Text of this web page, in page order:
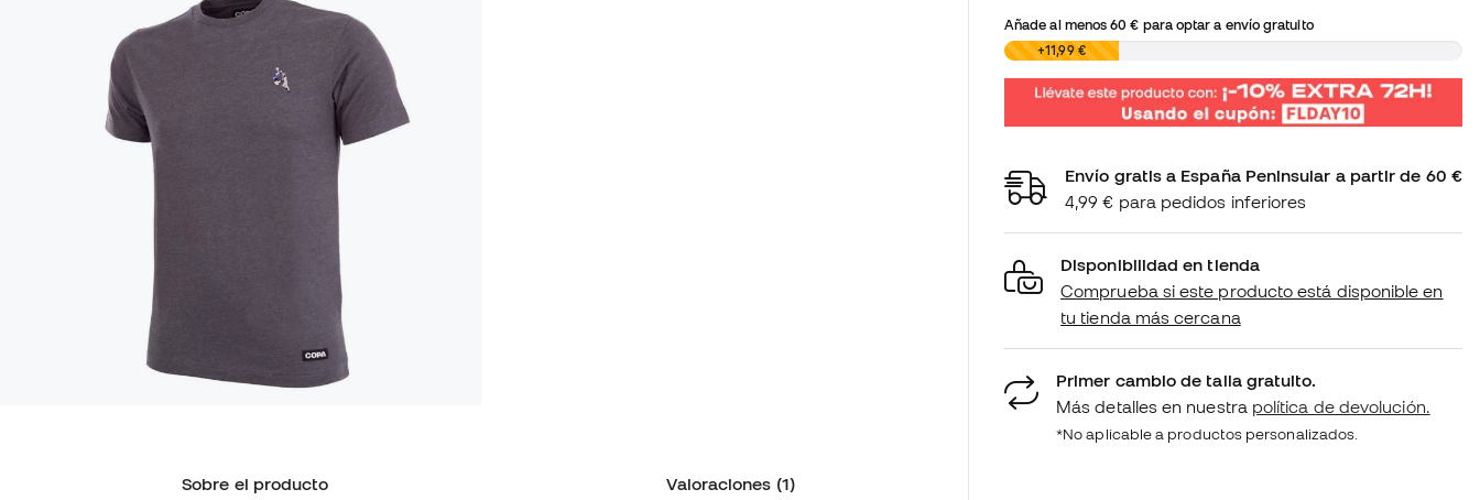
Sobre el producto Valoraciones (1)
Añade al menos60 € para optar a envío gratuito
0,00 €+11,99 €
Envío gratis a España Peninsular a partir de 60 €
4,99 € para pedidos inferiores
Disponibilidad en tienda
Comprueba si este producto está disponible en
tu tienda más cercana
Primer cambio de talla gratuito.
Más detalles en nuestra política de devolución.
*No aplicable a productos personalizados.